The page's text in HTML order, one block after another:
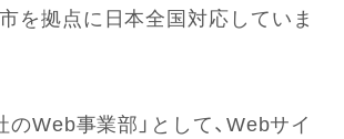
を拠点に日本全国対応していま
のWeb事業部」として、Webサイ